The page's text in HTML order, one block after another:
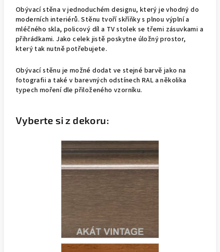
Obývací stěna v jednoduchém designu, který je vhodný do
moderních interiérů. Stěnu tvoří skříňky s plnou výplní a
mléčného skla, policový díl a TV stolek se třemi zásuvkami a
přihrádkami. Jako celek jistě poskytne úložný prostor,
který tak nutně potřebujete.
Obývací stěnu je možné dodat ve stejné barvě jako na
fotografii a také v barevných odstínech RAL a několika
typech moření dle přiloženého vzorníku.
Vyberte si z dekoru: